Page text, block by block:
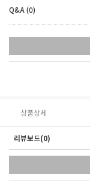
Q&A (0)
상품상세
리뷰보드(0)